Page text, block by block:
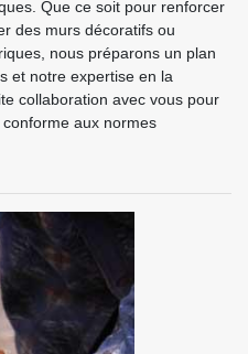
Que ce soit pour renforcer
des murs décoratifs ou
nous préparons un plan
et notre expertise en la
collaboration avec vous pour
aux normes